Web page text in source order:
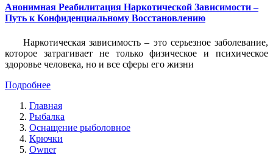
Анонимная Реабилитация Наркотической Зависимости –
Путь к Конфиденциальному Восстановлению
Наркотическая зависимость – это серьезное заболевание,
которое затрагивает не только физическое и психическое
здоровье человека, но и все сферы его жизни
Подробнее
Главная
Рыбалка
Оснащение рыболовное
Крючки
Owner